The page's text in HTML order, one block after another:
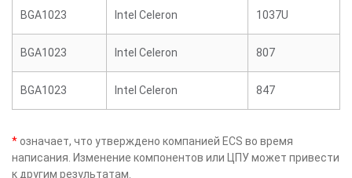
BGA1023 Intel Celeron 1037U
BGA1023 Intel Celeron 807
BGA1023 Intel Celeron 847
* означает, что утверждено компанией ECS во время
написания. Изменение компонентов или ЦПУ может привести
к другим результатам.